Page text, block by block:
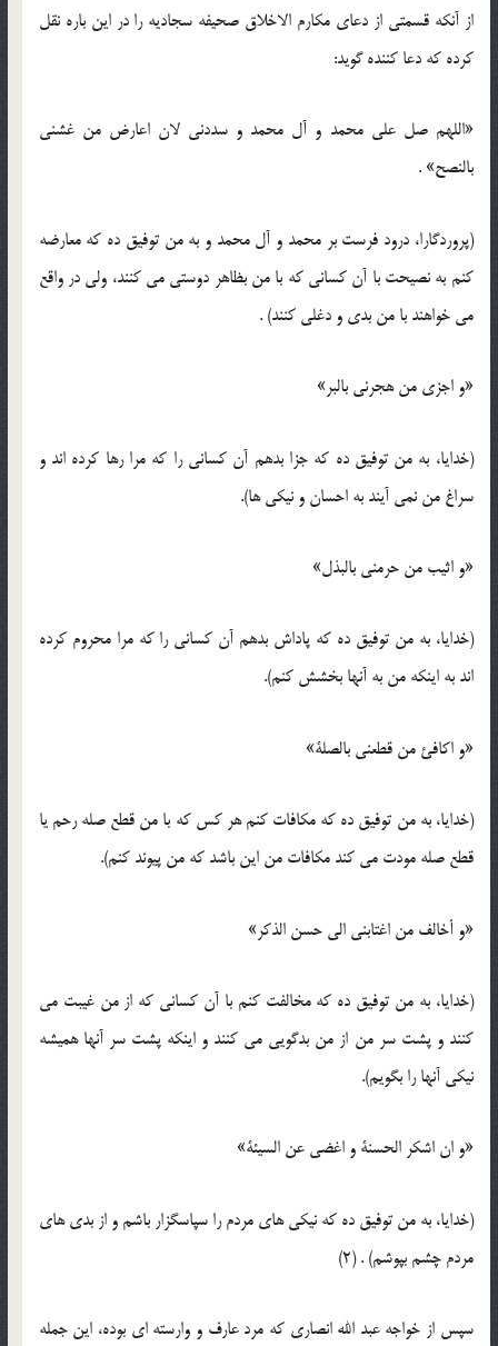
از آنکه قسمتی از دعای مکارم الاخلاق صحیفه سجادیه را در این باره نقل
کرده که دعا کننده گوید:
«اللهم صل علی محمد و آل محمد و سددنی لان اعارض من غشنی
بالنصح» .
(پروردگارا، درود فرست بر محمد و آل محمد و به من توفیق ده که معارضه
کنم به نصیحت با آن کسانی که با من بظاهر دوستی می کنند، ولی در واقع
می خواهند با من بدی و دغلی کنند) .
«و اجزی من هجرنی بالبر»
(خدایا، به من توفیق ده که جزا بدهم آن کسانی را که مرا رها کرده اند و
سراغ من نمی آیند به احسان و نیکی ها).
«و اثیب من حرمنی بالبذل»
(خدایا، به من توفیق ده که پاداش بدهم آن کسانی را که مرا محروم کرده
اند به اینکه من به آنها بخشش کنم).
«و اکافئ من قطعنی بالصلة»
(خدایا، به من توفیق ده که مکافات کنم هر کس که با من قطع صله رحم یا
قطع صله مودت می کند مکافات من این باشد که من پیوند کنم).
«و أخالف من اغتابنی الی حسن الذکر»
(خدایا، به من توفیق ده که مخالفت کنم با آن کسانی که از من غیبت می
کنند و پشت سر من از من بدگویی می کنند و اینکه پشت سر آنها همیشه
نیکی آنها را بگویم).
«و ان اشکر الحسنة و اغضی عن السیئة»
(خدایا، به من توفیق ده که نیکی های مردم را سپاسگزار باشم و از بدی های
مردم چشم بپوشم) . (2)
سپس از خواجه عبد الله انصاری که مرد عارف و وارسته ای بوده، این جمله